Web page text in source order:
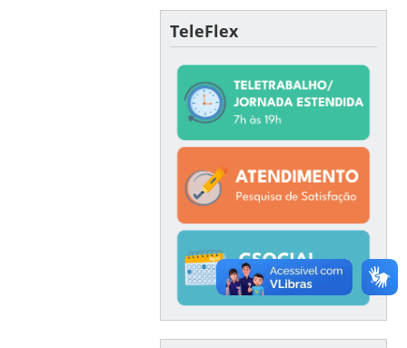
TeleFlex